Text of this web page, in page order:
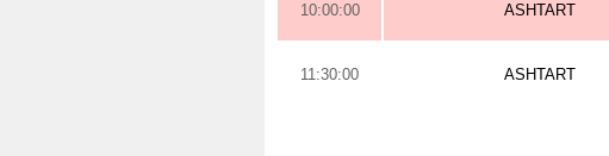
10:00:00 ASHTART
11:30:00 ASHTART